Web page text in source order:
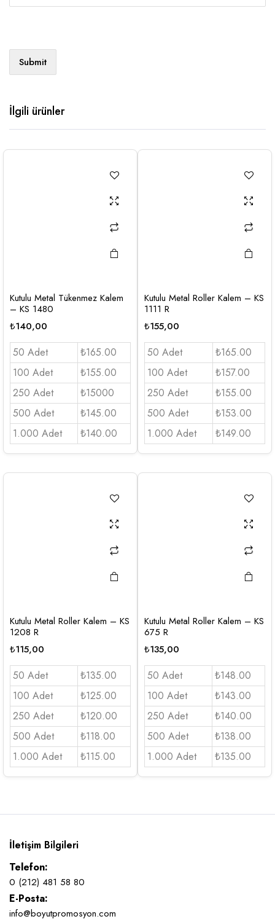
İlgili ürünler
Kutulu Metal Tükenmez Kalem
– KS 1480
₺140,00
50 Adet
₺165.00
100 Adet
₺155.00
250 Adet
₺15000
500 Adet
₺145.00
1.000 Adet
₺140.00
Kutulu Metal Roller Kalem – KS
1111 R
₺155,00
50 Adet
₺165.00
100 Adet
₺157.00
250 Adet
₺155.00
500 Adet
₺153.00
1.000 Adet
₺149.00
Kutulu Metal Roller Kalem – KS
1208 R
₺115,00
50 Adet
₺135.00
100 Adet
₺125.00
250 Adet
₺120.00
500 Adet
₺118.00
1.000 Adet
₺115.00
Kutulu Metal Roller Kalem – KS
675 R
₺135,00
50 Adet
₺148.00
100 Adet
₺143.00
250 Adet
₺140.00
500 Adet
₺138.00
1.000 Adet
₺135.00
İletişim Bilgileri
Telefon:
0 (212) 481 58 80
E-Posta:
info@boyutpromosyon.com